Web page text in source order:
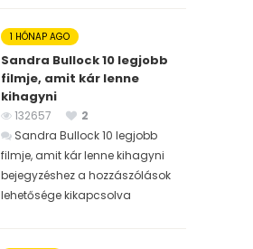
1 HÓNAP AGO
Sandra Bullock 10 legjobb
filmje, amit kár lenne
kihagyni
132657
2
Sandra Bullock 10 legjobb
filmje, amit kár lenne kihagyni
bejegyzéshez a hozzászólások
lehetősége kikapcsolva